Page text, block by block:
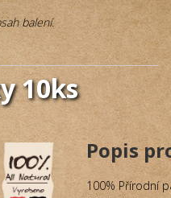
balení.
10ks
Popis
100% Přírodní